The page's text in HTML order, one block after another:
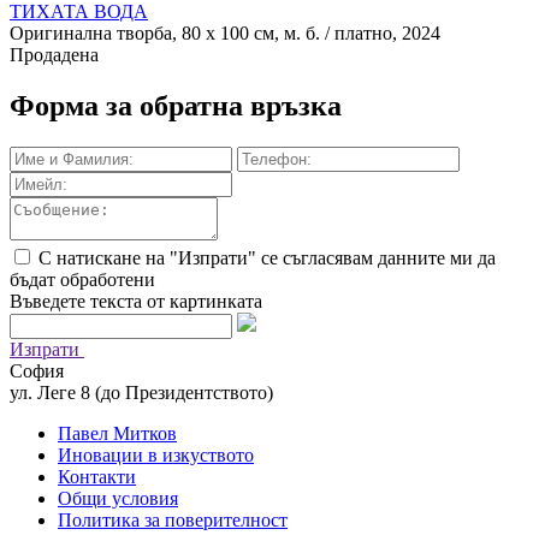
ТИХАТА ВОДА
Оригинална творба, 80 х 100 см, м. б. / платно, 2024
Продадена
Форма за обратна връзка
С натискане на "Изпрати" се съгласявам данните ми да
бъдат обработени
Въведете текста от картинката
Изпрати
София
ул. Леге 8 (до Президентството)
Павел Митков
Иновации в изкуството
Контакти
Общи условия
Политика за поверителност